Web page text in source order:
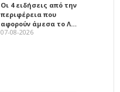
Οι 4 ειδήσεις από την
περιφέρεια που
αφορούν άμεσα το Λ…
07-08-2026